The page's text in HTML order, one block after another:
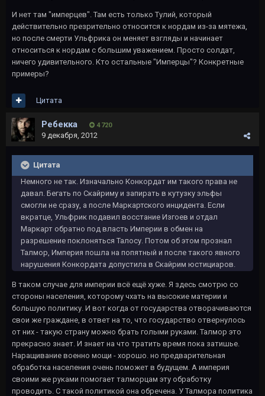
И нет там "имперцев". Там есть только Тулий, который
действительно презрительно относится к нордам из-за мятежа,
но после смерти Ульфрика он меняет взгляды и начинает
относиться к нордам с большим уважением. Просто солдат,
ничего удивительного. Кто остальные "Имперцы"? Конкретные
примеры?
Цитата
Ребекка 4 720
9 декабря, 2012
Цитата
Немного не так. Изначально Конкордат им такого права не
давал. Бегать по Скайриму и запирать в кутузку эльфы
смогли не сразу, а после Маркартского инцидента. Если
вкратце, Ульфрик подавил восстание Изгоев и отдал
Маркарт обратно под власть Империи в обмен на
разрешение поклоняться Талосу. Потом об этом прознал
Талмор, Империя пошла на попятный и после такого явного
нарушения Конкордата допустила в Скайрим юстициаров.
В таком случае для империи всё ещё хуже. Я здесь смотрю со
стороны населения, которому чхать на высокие материи и
большую политику. И вот когда от государства отворачиваются
свои же граждане, в ответ на то, что государство отвернулось
от них - такую страну можно брать голыми руками. Талмор это
прекрасно знает. И знает на что тратить время пока затишье.
Наращивание военно мощи - хорошо. но предварительная
обработка населения очень поможет в будущем. А империя
своими же руками помогает талморцам эту обработку
проводить. С такой политикой она обречена. У Талмора политика